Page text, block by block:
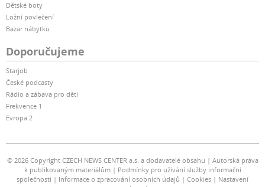
Dětské boty
Ložní povlečení
Bazar nábytku
Doporučujeme
Starjob
České podcasty
Rádio a zábava pro děti
Frekvence 1
Evropa 2
© 2026 Copyright CZECH NEWS CENTER a.s. a dodavatelé obsahu
Autorská práva
k publikovaným materiálům
Podmínky pro užívání služby informační
společnosti
Informace o zpracování osobních údajů Cookies
Nastavení